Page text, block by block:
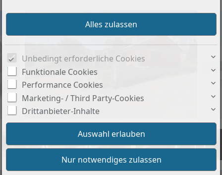
+1
Unbedingt erforderliche Cookies
Funktionale Cookies
Performance Cookies
Marketing- / Third Party-Cookies
Drittanbieter-Inhalte